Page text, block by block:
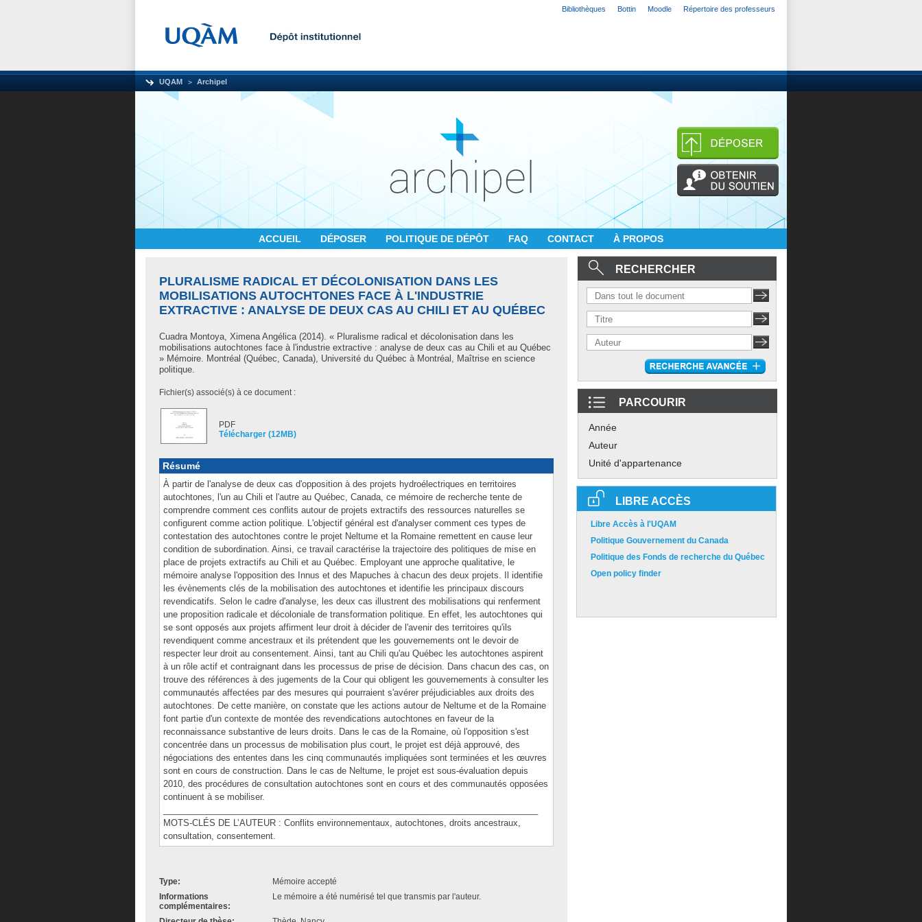
Bibliothèques Bottin Moodle Répertoire des professeurs
UQAM Archipel
ACCUEIL DÉPOSER POLITIQUE DE DÉPÔT FAQ CONTACT À PROPOS
PLURALISME RADICAL ET DÉCOLONISATION DANS LES
MOBILISATIONS AUTOCHTONES FACE À L'INDUSTRIE
EXTRACTIVE : ANALYSE DE DEUX CAS AU CHILI ET AU QUÉBEC
Cuadra Montoya, Ximena Angélica(2014). « Pluralisme radical et décolonisation dans les
mobilisations autochtones face à l'industrie extractive : analyse de deux cas au Chili et au Québec
» Mémoire. Montréal (Québec, Canada), Université du Québec à Montréal, Maîtrise en science
politique.
Fichier(s) associé(s) à ce document :
PDF
Télécharger (12MB)
Résumé
À partir de l'analyse de deux cas d'opposition à des projets hydroélectriques en territoires
autochtones, l'un au Chili et l'autre au Québec, Canada, ce mémoire de recherche tente de
comprendre comment ces conflits autour de projets extractifs des ressources naturelles se
configurent comme action politique. L'objectif général est d'analyser comment ces types de
contestation des autochtones contre le projet Neltume et la Romaine remettent en cause leur
condition de subordination. Ainsi, ce travail caractérise la trajectoire des politiques de mise en
place de projets extractifs au Chili et au Québec. Employant une approche qualitative, le
mémoire analyse l'opposition des Innus et des Mapuches à chacun des deux projets. Il identifie
les évènements clés de la mobilisation des autochtones et identifie les principaux discours
revendicatifs. Selon le cadre d'analyse, les deux cas illustrent des mobilisations qui renferment
une proposition radicale et décoloniale de transformation politique. En effet, les autochtones qui
se sont opposés aux projets affirment leur droit à décider de l'avenir des territoires qu'ils
revendiquent comme ancestraux et ils prétendent que les gouvernements ont le devoir de
respecter leur droit au consentement. Ainsi, tant au Chili qu'au Québec les autochtones aspirent
à un rôle actif et contraignant dans les processus de prise de décision. Dans chacun des cas, on
trouve des références à des jugements de la Cour qui obligent les gouvernements à consulter les
communautés affectées par des mesures qui pourraient s'avérer préjudiciables aux droits des
autochtones. De cette manière, on constate que les actions autour de Neltume et de la Romaine
font partie d'un contexte de montée des revendications autochtones en faveur de la
reconnaissance substantive de leurs droits. Dans le cas de la Romaine, où l'opposition s'est
concentrée dans un processus de mobilisation plus court, le projet est déjà approuvé, des
négociations des ententes dans les cinq communautés impliquées sont terminées et les œuvres
sont en cours de construction. Dans le cas de Neltume, le projet est sous-évaluation depuis
2010, des procédures de consultation autochtones sont en cours et des communautés opposées
continuent à se mobiliser.
MOTS-CLÉS DE L’AUTEUR : Conflits environnementaux, autochtones, droits ancestraux,
consultation, consentement.
Type:
Mémoire accepté
Informations
complémentaires:
Le mémoire a été numérisé tel que transmis par l'auteur.
RECHERCHER
PARCOURIR
Année
Auteur
Unité d'appartenance
LIBRE ACCÈS
Libre Accès à l'UQAM
Politique Gouvernement du Canada
Politique des Fonds de recherche du Québec
Open policy finder